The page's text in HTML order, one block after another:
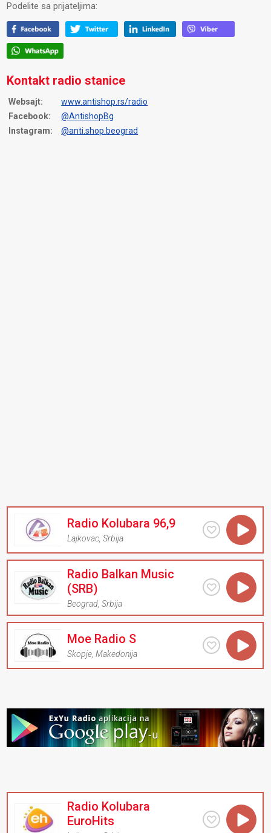
Podelite sa prijateljima:
Kontakt radio stanice
Websajt:
www.antishop.rs/radio
Facebook:
@AntishopBg
Instagram:
@anti.shop.beograd
Radio Kolubara 96,9
Lajkovac ,Srbija
Radio Balkan Music
(SRB)
Beograd ,Srbija
Moe Radio S
Skopje ,Makedonija
Radio Kolubara
EuroHits